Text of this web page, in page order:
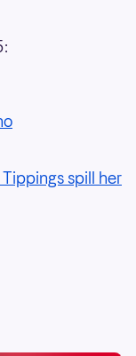
spill her